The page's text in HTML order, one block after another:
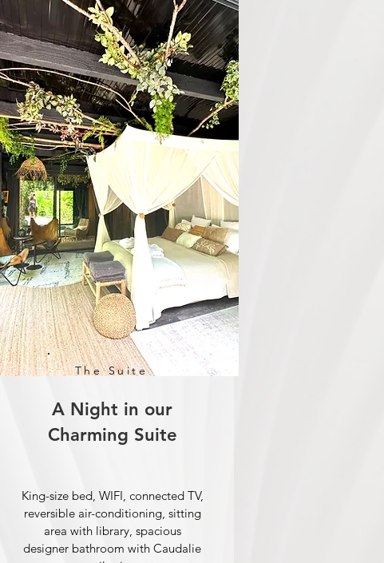
The Suite
A Night in our
Charming Suite
King-size bed, WIFI, connected TV,
reversible air-conditioning, sitting
area with library, spacious
designer bathroom with Caudalie